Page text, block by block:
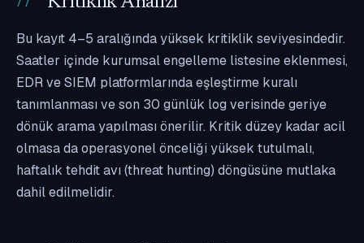
Bu kayıt 4–5 aralığında yüksek kritiklik seviyesindedir.
Saatler içinde kurumsal engelleme listesine eklenmesi,
EDR ve SIEM platformlarında eşleştirme kuralı
tanımlanması ve son 30 günlük log verisinde geriye
dönük arama yapılması önerilir. Kritik düzey kadar acil
olmasa da operasyonel önceliği yüksek tutulmalı,
haftalık tehdit avı (threat hunting) döngüsüne mutlaka
dahil edilmelidir.